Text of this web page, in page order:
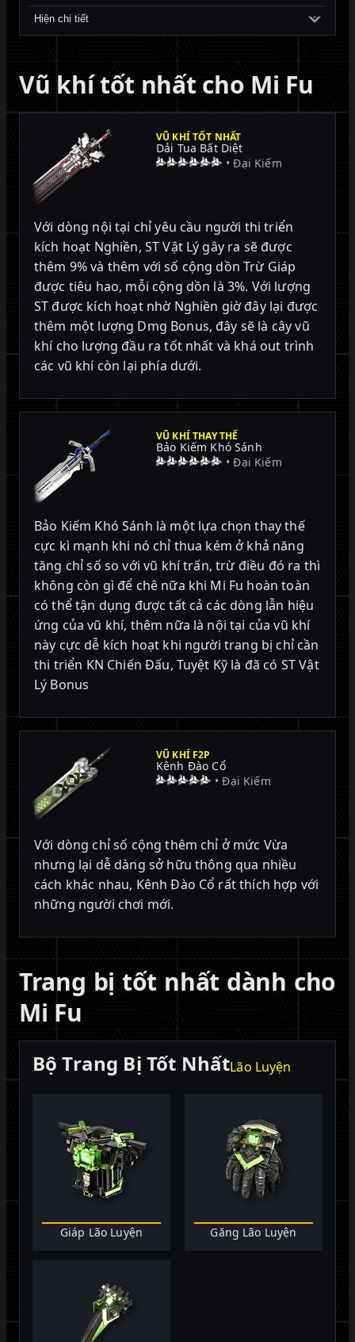
Hiện chi tiết
Vũ khí tốt nhất cho Mi Fu
VŨ KHÍ TỐT NHẤT
Dải Tua Bất Diệt
• Đại Kiếm
Với dòng nội tại chỉ yêu cầu người thi triển
kích hoạt Nghiền, ST Vật Lý gây ra sẽ được
thêm 9% và thêm với số cộng dồn Trừ Giáp
được tiêu hao, mỗi cộng dồn là 3%. Với lượng
ST được kích hoạt nhờ Nghiền giờ đây lại được
thêm một lượng Dmg Bonus, đây sẽ là cây vũ
khí cho lượng đầu ra tốt nhất và khá out trình
các vũ khí còn lại phía dưới.
VŨ KHÍ THAY THẾ
Bảo Kiếm Khó Sánh
• Đại Kiếm
Bảo Kiếm Khó Sánh là một lựa chọn thay thế
cực kì mạnh khi nó chỉ thua kém ở khả năng
tăng chỉ số so với vũ khí trấn, trừ điều đó ra thì
không còn gì để chê nữa khi Mi Fu hoàn toàn
có thể tận dụng được tất cả các dòng lẫn hiệu
ứng của vũ khí, thêm nữa là nội tại của vũ khí
này cực dễ kích hoạt khi người trang bị chỉ cần
thi triển KN Chiến Đấu, Tuyệt Kỹ là đã có ST Vật
Lý Bonus
VŨ KHÍ F2P
Kênh Đào Cổ
• Đại Kiếm
Với dòng chỉ số cộng thêm chỉ ở mức Vừa
nhưng lại dễ dàng sở hữu thông qua nhiều
cách khác nhau, Kênh Đào Cổ rất thích hợp với
những người chơi mới.
Trang bị tốt nhất dành cho
Mi Fu
Bộ Trang Bị Tốt NhấtLão Luyện
Giáp Lão Luyện Găng Lão Luyện